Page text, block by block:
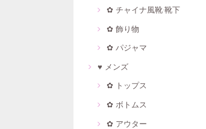
✿ チャイナ風靴·靴下
✿ 飾り物
✿ パジャマ
♥ メンズ
✿ トップス
✿ ボトムス
✿ アウター